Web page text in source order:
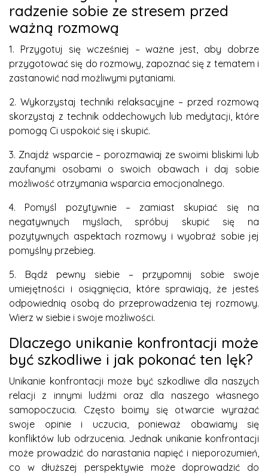
radzenie sobie ze stresem przed
ważną rozmową
1. Przygotuj się wcześniej – ważne jest, aby dobrze
przygotować się do rozmowy, zapoznać się z tematem i
zastanowić nad możliwymi pytaniami.
2. Wykorzystaj techniki relaksacyjne – przed rozmową
skorzystaj z technik oddechowych lub medytacji, które
pomogą Ci uspokoić się i skupić.
3. Znajdź wsparcie – porozmawiaj ze swoimi bliskimi lub
zaufanymi osobami o swoich obawach i daj sobie
możliwość otrzymania wsparcia emocjonalnego.
4. Pomyśl pozytywnie – zamiast skupiać się na
negatywnych myślach, spróbuj skupić się na
pozytywnych aspektach rozmowy i wyobraź sobie jej
pomyślny przebieg.
5. Bądź pewny siebie – przypomnij sobie swoje
umiejętności i osiągnięcia, które sprawiają, że jesteś
odpowiednią osobą do przeprowadzenia tej rozmowy.
Wierz w siebie i swoje możliwości.
Dlaczego unikanie konfrontacji może
być szkodliwe i jak pokonać ten lęk?
Unikanie konfrontacji może być szkodliwe dla naszych
relacji z innymi ludźmi oraz dla naszego własnego
samopoczucia. Często boimy się otwarcie wyrażać
swoje opinie i uczucia, ponieważ obawiamy się
konfliktów lub odrzucenia. Jednak unikanie konfrontacji
może prowadzić do narastania napięć i nieporozumień,
co w dłuższej perspektywie może doprowadzić do